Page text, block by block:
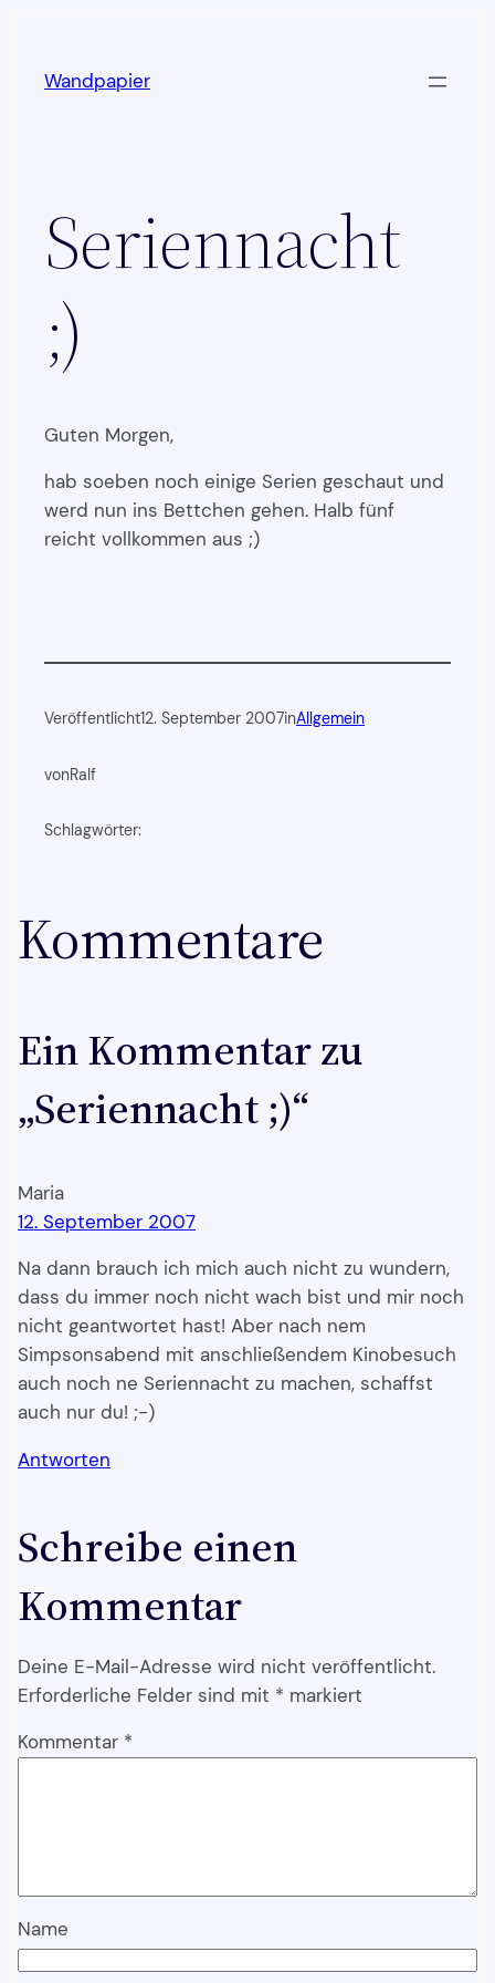
springen
Wandpapier
Seriennacht
;)
Guten Morgen,
hab soeben noch einige Serien geschaut und
werd nun ins Bettchen gehen. Halb fünf
reicht vollkommen aus ;)
Veröffentlicht12. September 2007inAllgemein
vonRalf
Schlagwörter:
Kommentare
Ein Kommentar zu
„Seriennacht ;)“
Maria
12. September 2007
Na dann brauch ich mich auch nicht zu wundern,
dass du immer noch nicht wach bist und mir noch
nicht geantwortet hast! Aber nach nem
Simpsonsabend mit anschließendem Kinobesuch
auch noch ne Seriennacht zu machen, schaffst
auch nur du! ;-)
Antworten
Schreibe einen
Kommentar
Deine E-Mail-Adresse wird nicht veröffentlicht.
Erforderliche Felder sind mit * markiert
Kommentar *
Name